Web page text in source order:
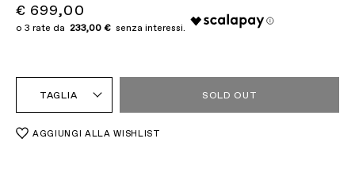
€ 699,00
233,00 €
TAGLIA SOLD OUT
AGGIUNGI ALLA WISHLIST